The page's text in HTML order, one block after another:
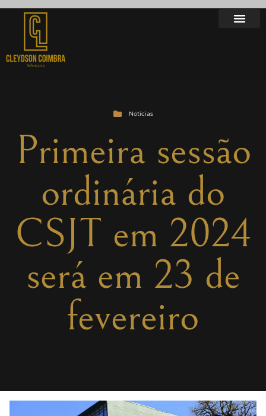
Notícias
Primeira sessão
ordinária do
CSJT em 2024
será em 23 de
fevereiro